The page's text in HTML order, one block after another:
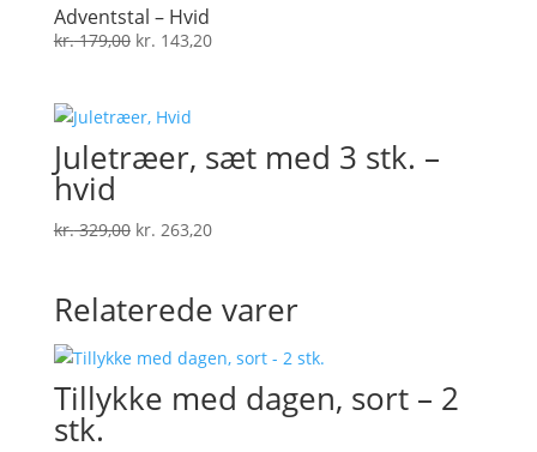
kr. 169,00.
Adventstal – Hvid
kr.179,00 Den
var:
kr. 179,00.
kr. 143,20Den
kr. 143,20.
Juletræer, sæt med 3 stk. –
hvid
kr.329,00 Den
var:
kr. 263,20Den
er:
Relaterede varer
Tillykke med dagen, sort – 2
stk.